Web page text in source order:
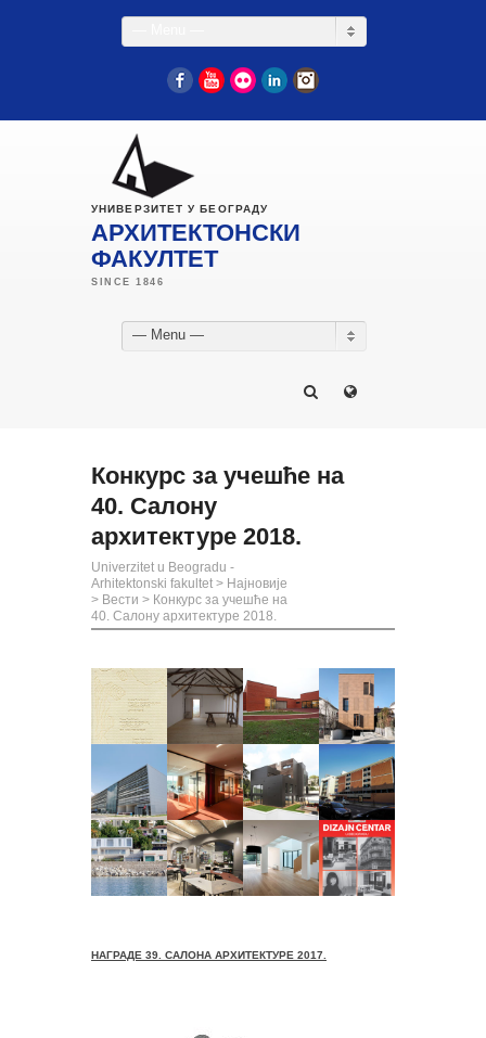
FacebookYouTube
Flickr LinkedIn
УНИВЕРЗИТЕТ У БЕОГРАДУ
АРХИТЕКТОНСКИ
ФАКУЛТЕТ
— Menu —
Конкурс за учешће на
40. Салону
архитектуре 2018.
Univerzitet u Beogradu -
Arhitektonski fakultet > Најновије
> Вести > Конкурс за учешће на
40. Салону архитектуре 2018.
НАГРАДЕ 39. САЛОНА АРХИТЕКТУРЕ 2017.